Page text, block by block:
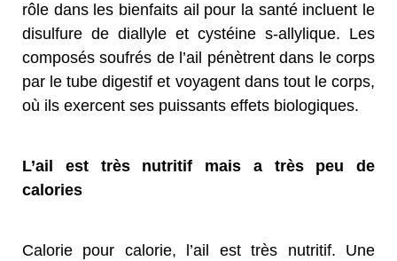
rôle dans les bienfaits ail pour la santé incluent le
disulfure de diallyle et cystéine s-allylique. Les
composés soufrés de l’ail pénètrent dans le corps
par le tube digestif et voyagent dans tout le corps,
où ils exercent ses puissants effets biologiques.
L’ail est très nutritif mais a très peu de
calories
Calorie pour calorie, l’ail est très nutritif. Une